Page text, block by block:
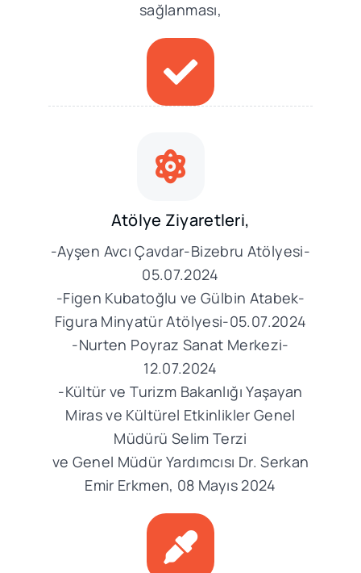
sağlanması,
Atölye Ziyaretleri,
-Ayşen Avcı Çavdar-Bizebru Atölyesi-
05.07.2024
-Figen Kubatoğlu ve Gülbin Atabek-
Figura Minyatür Atölyesi-05.07.2024
-Nurten Poyraz Sanat Merkezi-
12.07.2024
-Kültür ve Turizm Bakanlığı Yaşayan
Miras ve Kültürel Etkinlikler Genel
Müdürü Selim Terzi
ve Genel Müdür Yardımcısı Dr. Serkan
Emir Erkmen, 08 Mayıs 2024